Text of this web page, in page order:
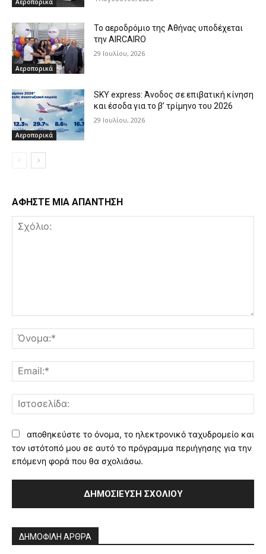
Αεροπορικά
Αεροπορικά
Το αεροδρόμιο της Αθήνας υποδέχεται
την AIRCAIRO
29 Ιουλίου, 2026
Αεροπορικά
SKY express: Άνοδος σε επιβατική κίνηση
και έσοδα για το β’ τρίμηνο του 2026
29 Ιουλίου, 2026
ΑΦΗΣΤΕ ΜΙΑ ΑΠΑΝΤΗΣΗ
αποθηκεύστε το όνομα, το ηλεκτρονικό ταχυδρομείο και
τον ιστότοπό μου σε αυτό το πρόγραμμα περιήγησης για την
επόμενη φορά που θα σχολιάσω.
ΔΗΜΟΦΙΛΗ ΑΡΘΡΑ